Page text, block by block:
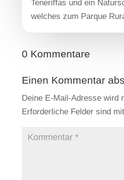
Teneriffas und ein
welches zum Parque
0 Kommentare
Einen Kommentar
Deine E-Mail-Adresse wird
Erforderliche Felder sind mit